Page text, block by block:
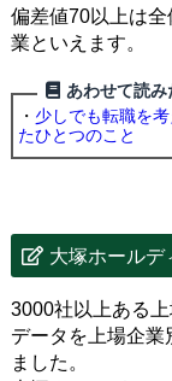
偏差値70以上は
業といえます。
あわせて読み
・ 少しでも転職を
たひとつのこと
大塚ホールデ
3000社以上ある
データを上場企業
ました。